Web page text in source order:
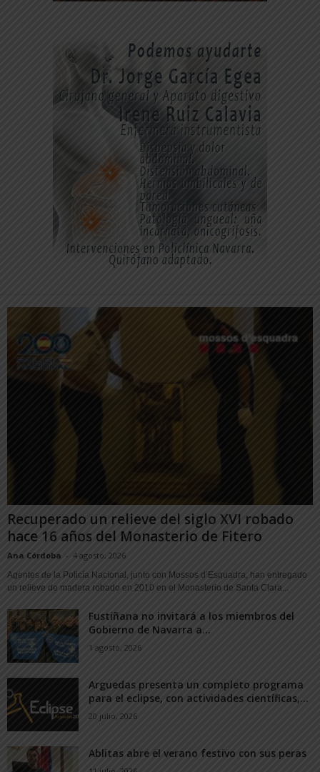
Recuperado un relieve del siglo XVI robado
hace 16 años del Monasterio de Fitero
Ana Córdoba - 4 agosto, 2026
Agentes de la Policía Nacional, junto con Mossos d’Esquadra, han entregado
un relieve de madera robado en 2010 en el Monasterio de Santa Clara...
Fustiñana no invitará a los miembros del
Gobierno de Navarra a...
1 agosto, 2026
Arguedas presenta un completo programa
para el eclipse, con actividades científicas,...
20 julio, 2026
Ablitas abre el verano festivo con sus peras